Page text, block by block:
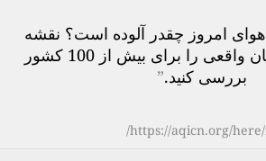
امروز چقدر آلوده است؟ نقشه
آلودگی هوا در زمان واقعی را برای بیش از 100 کشور
بررسی کنید.”
https://aqicn.org/here/